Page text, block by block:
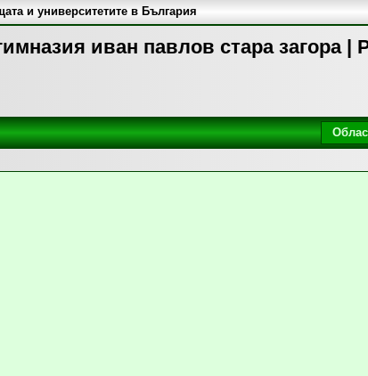
иван павлов стара загора |
и университетите в България